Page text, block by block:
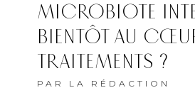
MICROBIOTE
BIENTÔT AU
TRAITEMENTS ?
PAR LA RÉDACTION